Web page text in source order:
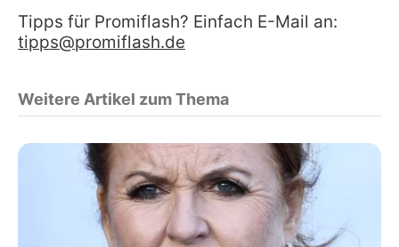
Tipps für Promiflash? Einfach E-Mail an:
tipps@promiflash.de
Weitere Artikel zum Thema